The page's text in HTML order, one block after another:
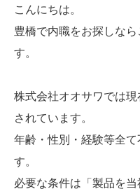
こんにちは。
豊橋で内職をお探しな
す。
株式会社オオサワでは
されています。
年齢・性別・経験等全
す。
必要な条件は「製品を